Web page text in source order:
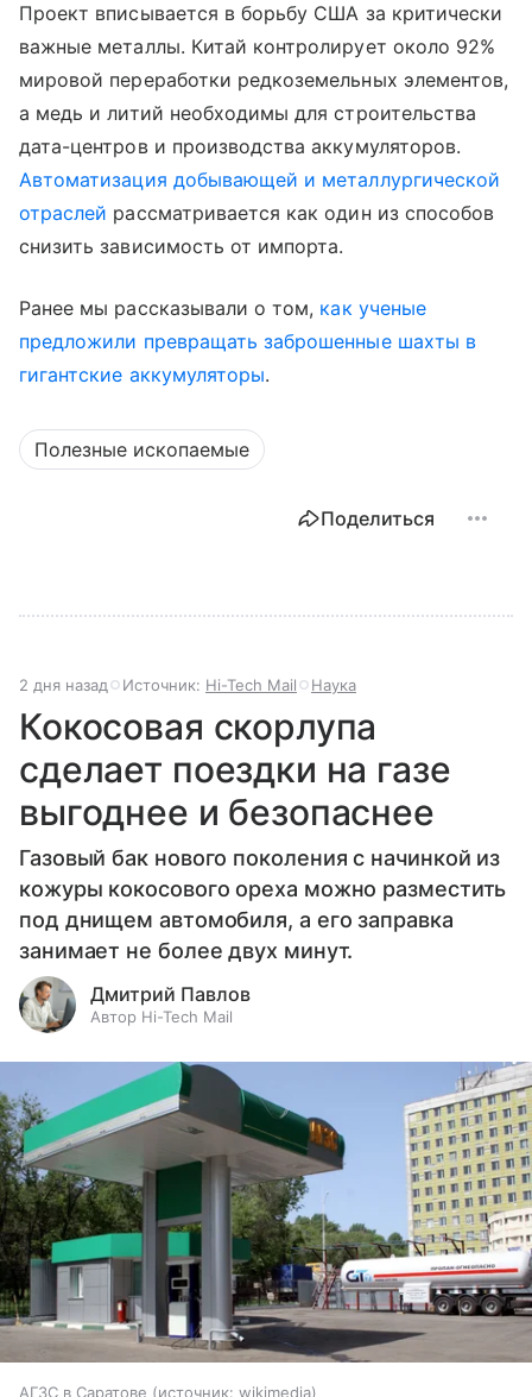
Проект вписывается в борьбу США за критически
важные металлы. Китай контролирует около 92%
мировой переработки редкоземельных элементов,
а медь и литий необходимы для строительства
дата-центров и производства аккумуляторов.
Автоматизация добывающей и металлургической
отраслей рассматривается как один из способов
снизить зависимость от импорта.
Ранее мы рассказывали о том, как ученые
предложили превращать заброшенные шахты в
гигантские аккумуляторы.
Полезные ископаемые
Поделиться
2 дня назад Источник: Hi-Tech Mail Наука
Кокосовая скорлупа
сделает поездки на газе
выгоднее и безопаснее
Газовый бак нового поколения с начинкой из
кожуры кокосового ореха можно разместить
под днищем автомобиля, а его заправка
занимает не более двух минут.
Дмитрий Павлов
Автор Hi-Tech Mail
АГЗС в Саратове источник: wikimedia